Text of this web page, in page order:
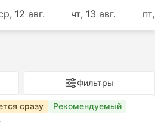
12 авг. чт, 13 авг.
Фильтры
сразу Рекомендуемый